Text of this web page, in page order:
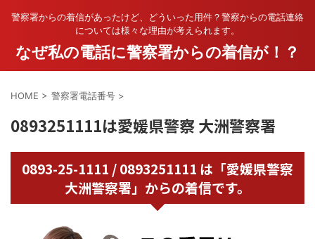
警察署からの着信があったけど、どういった用件？警察からの電話連絡
については様々な理由が考えられます。
なぜ私の電話に警察署からの着信が！？
HOME > 警察署電話番号 >
0893251111は愛媛県警察 大洲警察署
0893-25-1111 / 0893251111 は「愛媛県警察
大洲警察署」からの着信です。